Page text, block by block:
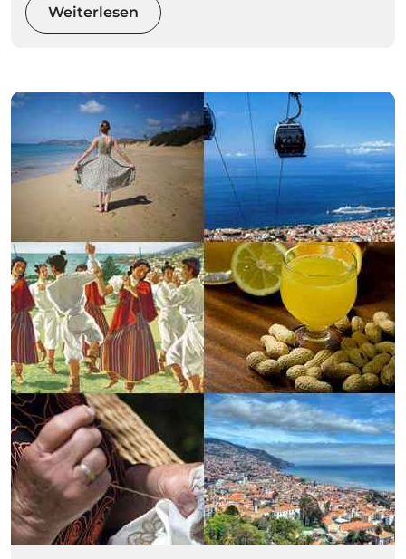
Ihren Adrenalinspiegel mit Extremsportarten
wecken.
Weiterlesen